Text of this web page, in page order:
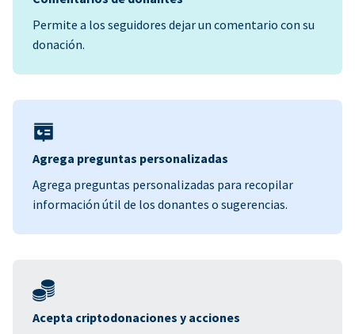
Permite a los seguidores dejar un comentario con su
donación.
Agrega preguntas personalizadas
Agrega preguntas personalizadas para recopilar
información útil de los donantes o sugerencias.
Acepta criptodonaciones y acciones